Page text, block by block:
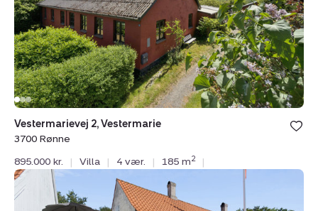
Rønne
Vestermarievej 2, Vestermarie
3700 Rønne
895.000 kr.
| Villa | 4 vær. | 185 m2 |
Villa:
Vang